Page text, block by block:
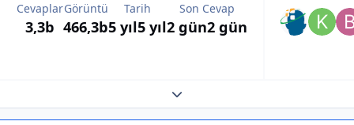
Cevaplar
3,3b
Görüntü
466,3b
Tarih
5 yıl5 yıl
Son Cevap
2 gün2 gün
Expand topic overview